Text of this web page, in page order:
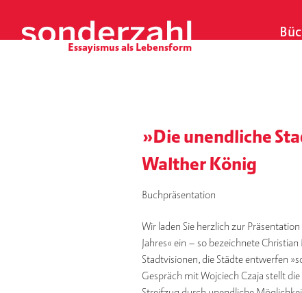
i
»Die unendliche
Walther König
Buchpräsentation
Wir laden Sie herzlich zur
Jahres« ein – so bezeichnete Christian
Stadtvisionen, die Städte entwerfen
Gespräch mit Wojciech Czaja stellt